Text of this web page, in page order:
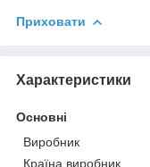
Приховати
Характеристики
Основні
Виробник
Країна виробник